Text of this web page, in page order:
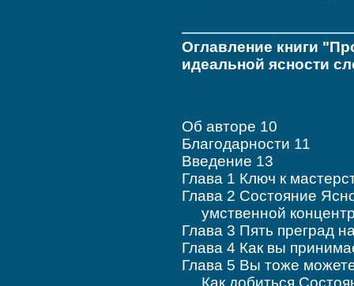
Оглавление книги
идеальной ясности
Об авторе 10
Благодарности 11
Введение 13
Глава 1 Ключ к
Глава 2 Состояние
умственной
Глава 3 Пять преград
Глава 4 Как вы
Глава 5 Вы тоже